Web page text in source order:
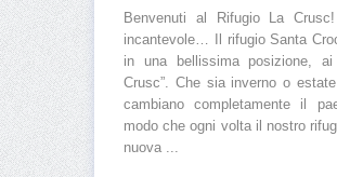
Benvenuti al Rifugio La
incantevole… Il rifugio Santa
in una bellissima posizione,
Crusc”. Che sia inverno o
cambiano completamente il
modo che ogni volta il nostro
nuova ...